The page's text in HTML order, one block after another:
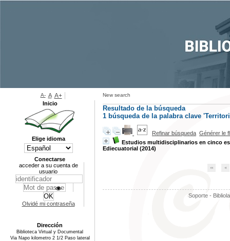
New search
Resultado de la búsqueda
1 búsqueda de la palabra clave
Refinar búsqueda Générer le
Estudios multidisciplinarios en cinco
Ediecuatorial (2014)
Soporte -
A- A A+
Inicio
Elige idioma
Conectarse
acceder a su cuenta de
usuario
Olvidé mi contraseña
Dirección
Biblioteca Virtual y Documental
Via Napo kilometro 2 1/2 Paso lateral